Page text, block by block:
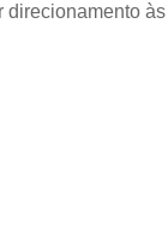
direcionamento às